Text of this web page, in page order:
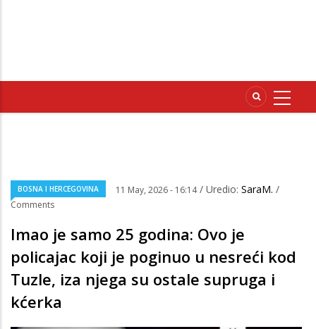
BOSNA I HERCEGOVINA 11 May, 2026 - 16:14 / Uredio: SaraM. /
Comments
Imao je samo 25 godina: Ovo je
policajac koji je poginuo u nesreći kod
Tuzle, iza njega su ostale supruga i
kćerka